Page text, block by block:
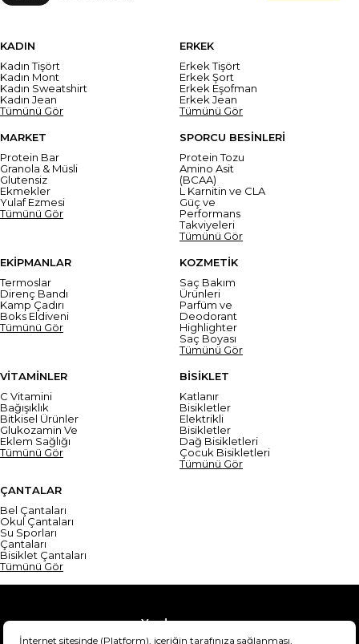
KADIN
Kadın Tişört
Kadın Mont
Kadın Sweatshirt
Kadın Jean
Tümünü Gör
ERKEK
Erkek Tişört
Erkek Şort
Erkek Eşofman
Erkek Jean
Tümünü Gör
MARKET
Protein Bar
Granola & Müsli
Glutensiz
Ekmekler
Yulaf Ezmesi
Tümünü Gör
SPORCU BESİNLERİ
Protein Tozu
Amino Asit
(BCAA)
L Karnitin ve CLA
Güç ve
Performans
Takviyeleri
Tümünü Gör
EKİPMANLAR
Termoslar
Direnç Bandı
Kamp Çadırı
Boks Eldiveni
Tümünü Gör
KOZMETİK
Saç Bakım
Ürünleri
Parfüm ve
Deodorant
Highlighter
Saç Boyası
Tümünü Gör
VİTAMİNLER
C Vitamini
Bağışıklık
Bitkisel Ürünler
Glukozamin Ve
Eklem Sağlığı
Tümünü Gör
BİSİKLET
Katlanır
Bisikletler
Elektrikli
Bisikletler
Dağ Bisikletleri
Çocuk Bisikletleri
Tümünü Gör
ÇANTALAR
Bel Çantaları
Okul Çantaları
Su Sporları
Çantaları
Bisiklet Çantaları
Tümünü Gör
Yardım